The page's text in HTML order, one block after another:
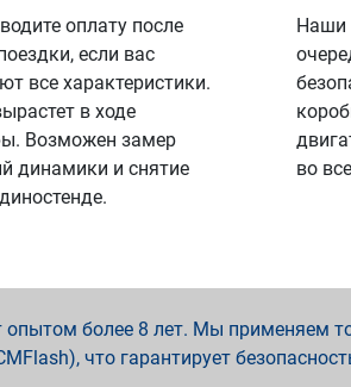
оплату после
если вас
все характеристики.
в ходе
Возможен замер
динамики и снятие
Наши
во
более 8 лет. Мы применяем
что гарантирует